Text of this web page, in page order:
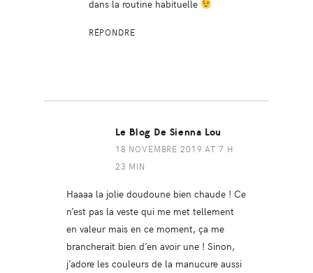
dans la routine habituelle
RÉPONDRE
Le Blog De Sienna Lou
18 NOVEMBRE 2019 AT 7 H
23 MIN
Haaaa la jolie doudoune bien chaude ! Ce
n’est pas la veste qui me met tellement
en valeur mais en ce moment, ça me
brancherait bien d’en avoir une ! Sinon,
j’adore les couleurs de la manucure aussi